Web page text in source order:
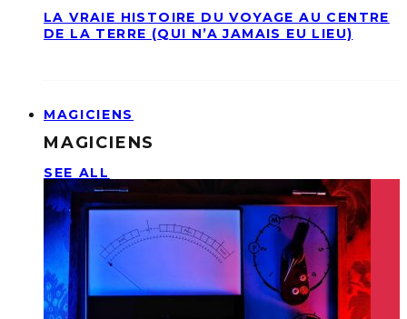
LA VRAIE HISTOIRE DU VOYAGE AU CENTRE
DE LA TERRE (QUI N’A JAMAIS EU LIEU)
MAGICIENS
MAGICIENS
SEE ALL